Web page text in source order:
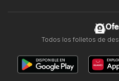
Todos los folletos de